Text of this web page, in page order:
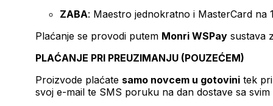
ZABA: Maestro jednokratno i MasterCard na
Plaćanje se provodi putem Monri WSPay sustava
PLAĆANJE PRI PREUZIMANJU (POUZEĆEM)
Proizvode plaćate samo novcem u gotovini tek
svoj e-mail te SMS poruku na dan dostave sa svim